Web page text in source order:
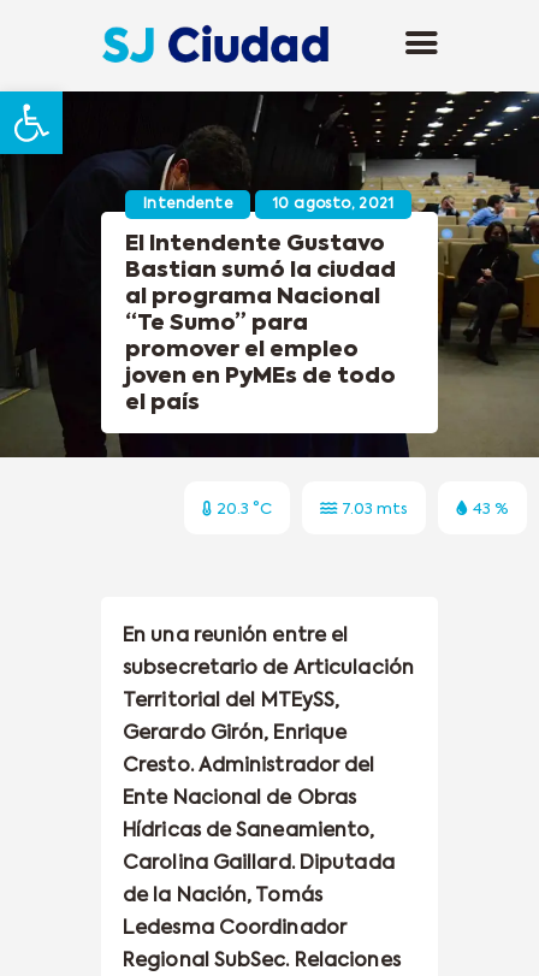
Abrir barra de herramientas
Intendente 10 agosto, 2021
El Intendente Gustavo
Bastian sumó la ciudad
al programa Nacional
“Te Sumo” para
promover el empleo
joven en PyMEs de todo
el país
20.3 °C 7.03 mts 43 %
En una reunión entre el
subsecretario de Articulación
Territorial del MTEySS,
Gerardo Girón, Enrique
Cresto. Administrador del
Ente Nacional de Obras
Hídricas de Saneamiento,
Carolina Gaillard. Diputada
de la Nación, Tomás
Ledesma Coordinador
Regional SubSec. Relaciones